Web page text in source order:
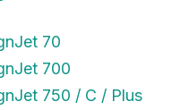
70
700
750 / C / Plus